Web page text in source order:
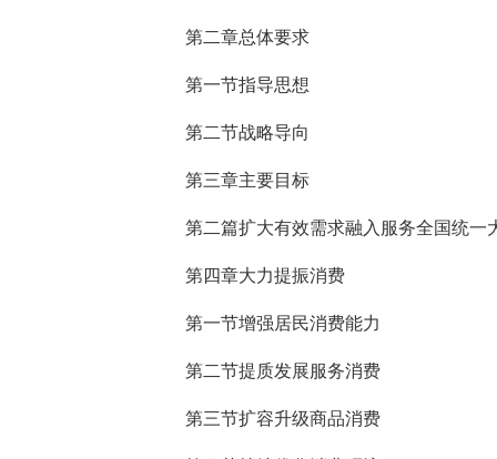
第二章总体要求
第一节指导思想
第二节战略导向
第三章主要目标
第二篇扩大有效需求融入服务全国统一
第四章大力提振消费
第一节增强居民消费能力
第二节提质发展服务消费
第三节扩容升级商品消费